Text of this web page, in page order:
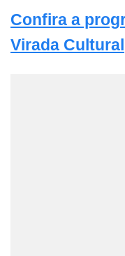
Confira a
Virada Cultural